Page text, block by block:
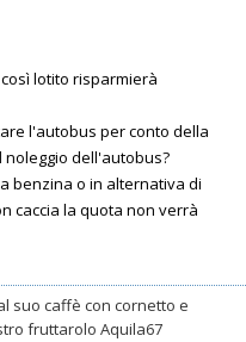
lotito risparmierà
l'autobus per conto della
noleggio dell'autobus?
benzina o in alternativa di
caccia la quota non verrà
suo caffè con cornetto e
fruttarolo Aquila67